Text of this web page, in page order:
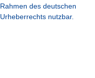
Rahmen des deutschen
Urheberrechts nutzbar.